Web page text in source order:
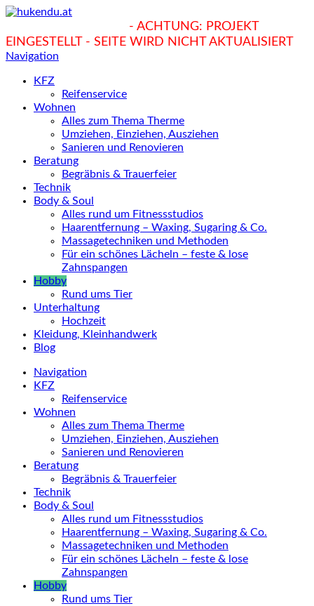
- ACHTUNG: PROJEKT
EINGESTELLT - SEITE WIRD NICHT AKTUALISIERT
Navigation
KFZ
Reifenservice
Wohnen
Alles zum Thema Therme
Umziehen, Einziehen, Ausziehen
Sanieren und Renovieren
Beratung
Begräbnis & Trauerfeier
Technik
Body & Soul
Alles rund um Fitnessstudios
Haarentfernung – Waxing, Sugaring & Co.
Massagetechniken und Methoden
Für ein schönes Lächeln – feste & lose
Zahnspangen
Hobby
Rund ums Tier
Unterhaltung
Hochzeit
Kleidung, Kleinhandwerk
Blog
Navigation
KFZ
Reifenservice
Wohnen
Alles zum Thema Therme
Umziehen, Einziehen, Ausziehen
Sanieren und Renovieren
Beratung
Begräbnis & Trauerfeier
Technik
Body & Soul
Alles rund um Fitnessstudios
Haarentfernung – Waxing, Sugaring & Co.
Massagetechniken und Methoden
Für ein schönes Lächeln – feste & lose
Zahnspangen
Hobby
Rund ums Tier